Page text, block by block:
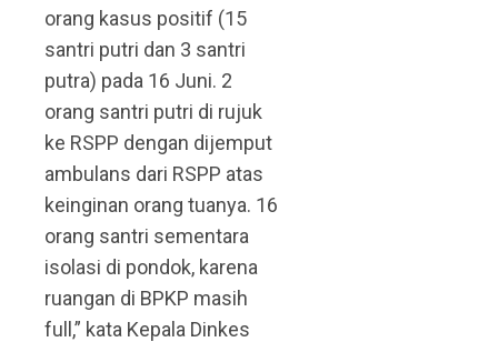
orang kasus positif (15
santri putri dan 3 santri
putra) pada 16 Juni. 2
orang santri putri di rujuk
ke RSPP dengan dijemput
ambulans dari RSPP atas
keinginan orang tuanya. 16
orang santri sementara
isolasi di pondok, karena
ruangan di BPKP masih
full,” kata Kepala Dinkes